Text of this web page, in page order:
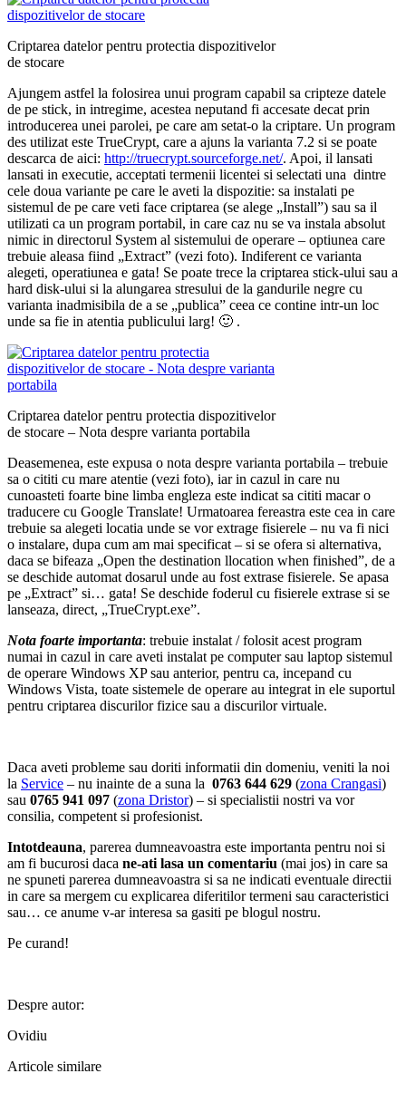
Criptarea datelor pentru protectia dispozitivelor
de stocare
Ajungem astfel la folosirea unui program capabil sa cripteze datele
de pe stick, in intregime, acestea neputand fi accesate decat prin
introducerea unei parolei, pe care am setat-o la criptare. Un program
des utilizat este TrueCrypt, care a ajuns la varianta 7.2 si se poate
descarca de aici: http://truecrypt.sourceforge.net/. Apoi, il lansati
lansati in executie, acceptati termenii licentei si selectati una dintre
cele doua variante pe care le aveti la dispozitie: sa instalati pe
sistemul de pe care veti face criptarea (se alege „Install”) sau sa il
utilizati ca un program portabil, in care caz nu se va instala absolut
nimic in directorul System al sistemului de operare – optiunea care
trebuie aleasa fiind „Extract” (vezi foto). Indiferent ce varianta
alegeti, operatiunea e gata! Se poate trece la criptarea stick-ului sau a
hard disk-ului si la alungarea stresului de la gandurile negre cu
varianta inadmisibila de a se „publica” ceea ce contine intr-un loc
unde sa fie in atentia publicului larg! 🙂 .
Criptarea datelor pentru protectia dispozitivelor
de stocare – Nota despre varianta portabila
Deasemenea, este expusa o nota despre varianta portabila – trebuie
sa o cititi cu mare atentie (vezi foto), iar in cazul in care nu
cunoasteti foarte bine limba engleza este indicat sa cititi macar o
traducere cu Google Translate! Urmatoarea fereastra este cea in care
trebuie sa alegeti locatia unde se vor extrage fisierele – nu va fi nici
o instalare, dupa cum am mai specificat – si se ofera si alternativa,
daca se bifeaza „Open the destination llocation when finished”, de a
se deschide automat dosarul unde au fost extrase fisierele. Se apasa
pe „Extract” si… gata! Se deschide foderul cu fisierele extrase si se
lanseaza, direct, „TrueCrypt.exe”.
Nota foarte importanta: trebuie instalat / folosit acest program
numai in cazul in care aveti instalat pe computer sau laptop sistemul
de operare Windows XP sau anterior, pentru ca, incepand cu
Windows Vista, toate sistemele de operare au integrat in ele suportul
pentru criptarea discurilor fizice sau a discurilor virtuale.
Daca aveti probleme sau doriti informatii din domeniu, veniti la noi
la Service – nu inainte de a suna la 0763 644 629 (zona Crangasi)
sau 0765 941 097 (zona Dristor) – si specialistii nostri va vor
consilia, competent si profesionist.
Intotdeauna, parerea dumneavoastra este importanta pentru noi si
am fi bucurosi daca ne-ati lasa un comentariu (mai jos) in care sa
ne spuneti parerea dumneavoastra si sa ne indicati eventuale directii
in care sa mergem cu explicarea diferitilor termeni sau caracteristici
sau… ce anume v-ar interesa sa gasiti pe blogul nostru.
Pe curand!
Despre autor:
Ovidiu
Articole similare